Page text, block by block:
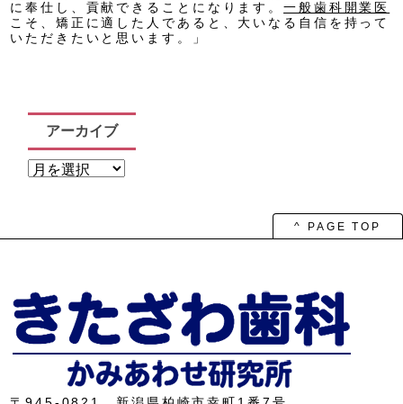
に奉仕し、貢献できることになります。一般歯科開業医
こそ、矯正に適した人であると、大いなる自信を持って
いただきたいと思います。」
アーカイブ
ア
ー
^ PAGE TOP